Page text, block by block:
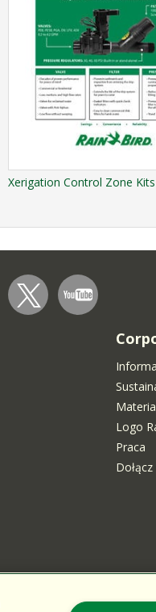
Xerigation Control Zone Kits
Logo
Praca